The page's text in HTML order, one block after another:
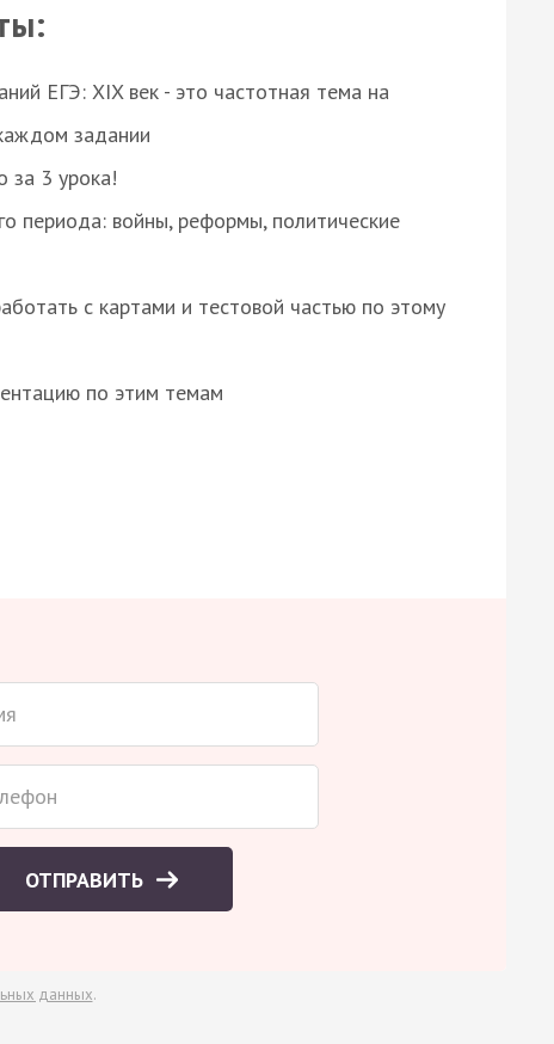
ЕГЭ: XIX век - это частотная тема на
задании
за 3 урока!
периода: войны, реформы, политические
с картами и тестовой частью по этому
по этим темам
ОТПРАВИТЬ
данных.